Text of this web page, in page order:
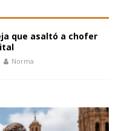
que asaltó a chofer
Norma